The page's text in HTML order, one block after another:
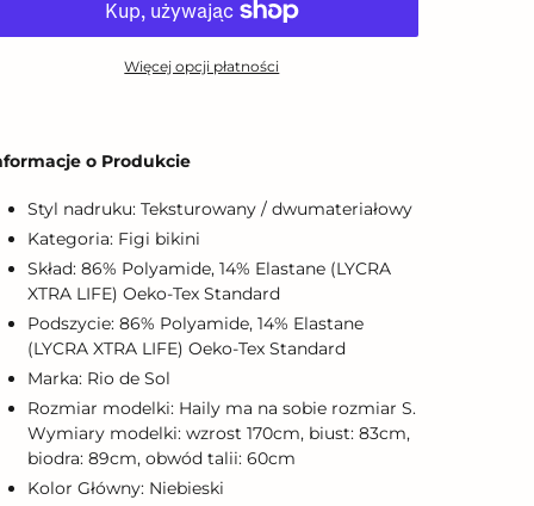
Więcej opcji płatności
o Produkcie
Styl nadruku: Teksturowany / dwumateriałowy
Kategoria: Figi bikini
Skład: 86% Polyamide, 14% Elastane (LYCRA
XTRA LIFE) Oeko-Tex Standard
Podszycie: 86% Polyamide, 14% Elastane
(LYCRA XTRA LIFE) Oeko-Tex Standard
Marka: Rio de Sol
Rozmiar modelki: Haily ma na sobie rozmiar S.
Wymiary modelki: wzrost 170cm, biust: 83cm,
biodra: 89cm, obwód talii: 60cm
Kolor Główny: Niebieski